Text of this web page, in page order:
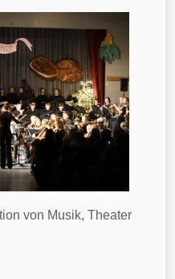
von Musik, Theater